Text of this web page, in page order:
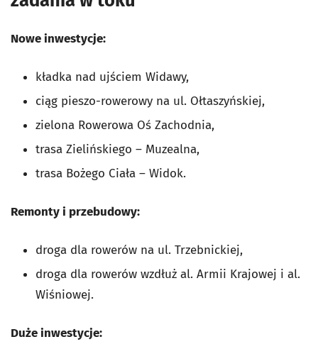
Nowe inwestycje:
kładka nad ujściem Widawy,
ciąg pieszo-rowerowy na ul. Ołtaszyńskiej,
zielona Rowerowa Oś Zachodnia,
trasa Zielińskiego – Muzealna,
trasa Bożego Ciała – Widok.
Remonty i przebudowy:
droga dla rowerów na ul. Trzebnickiej,
droga dla rowerów wzdłuż al. Armii Krajowej i al.
Wiśniowej.
Duże inwestycje: